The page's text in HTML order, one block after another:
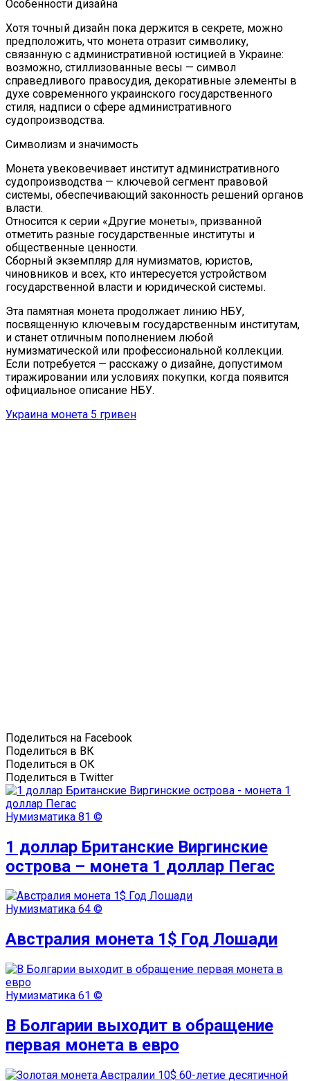
Особенности дизайна
Хотя точный дизайн пока держится в секрете, можно
предположить, что монета отразит символику,
связанную с административной юстицией в Украине:
возможно, стиллизованные весы — символ
справедливого правосудия, декоративные элементы в
духе современного украинского государственного
стиля, надписи о сфере административного
судопроизводства.
Символизм и значимость
Монета увековечивает институт административного
судопроизводства — ключевой сегмент правовой
системы, обеспечивающий законность решений органов
власти.
Относится к серии «Другие монеты», призванной
отметить разные государственные институты и
общественные ценности.
Сборный экземпляр для нумизматов, юристов,
чиновников и всех, кто интересуется устройством
государственной власти и юридической системы.
Эта памятная монета продолжает линию НБУ,
посвященную ключевым государственным институтам,
и станет отличным пополнением любой
нумизматической или профессиональной коллекции.
Если потребуется — расскажу о дизайне, допустимом
тиражировании или условиях покупки, когда появится
официальное описание НБУ.
Украина монета 5 гривен
Поделиться на Facebook
Поделиться в ВК
Поделиться в ОК
Поделиться в Twitter
Нумизматика 81 ©
1 доллар Британские Виргинские
острова – монета 1 доллар Пегас
Нумизматика 64 ©
Австралия монета 1$ Год Лошади
Нумизматика 61 ©
В Болгарии выходит в обращение
первая монета в евро